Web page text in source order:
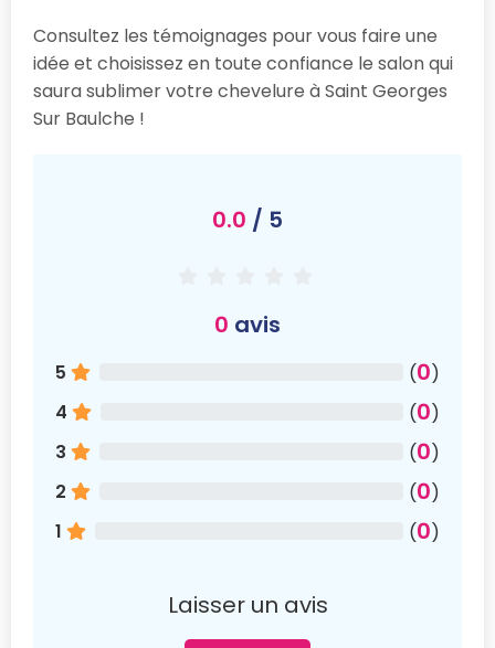
Consultez les témoignages pour vous faire une
idée et choisissez en toute confiance le salon qui
saura sublimer votre chevelure à Saint Georges
Sur Baulche !
0.0 / 5
0 avis
5 (0)
4
(0)
3
(0)
2
(0)
1
(0)
Laisser un avis